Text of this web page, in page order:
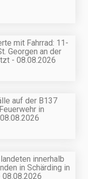
mit Fahrrad: 11-
Georgen an der
- 08.08.2026
auf der B137
in
innerhalb
in Schärding in
08.08.2026